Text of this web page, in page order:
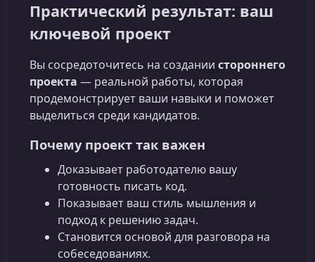
Практический результат: ваш
ключевой проект
Вы сосредоточитесь на создании стороннего
проекта — реальной работы, которая
продемонстрирует ваши навыки и поможет
выделиться среди кандидатов.
Почему проект так важен
Доказывает работодателю вашу
готовность писать код.
Показывает ваш стиль мышления и
подход к решению задач.
Становится основой для разговора на
собеседованиях.